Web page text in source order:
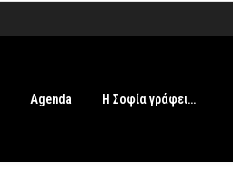
Agenda Η Σοφία γράφει…